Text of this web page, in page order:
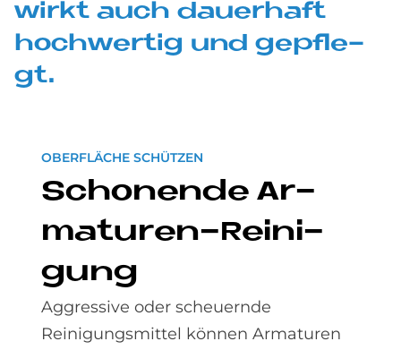
wir­kt auch dau­er­haft
hoch­wer­tig und ge­pfle­
gt.
OBERFLÄCHE SCHÜTZEN
Scho­nen­de Ar­
ma­tu­ren-Rei­ni­
gung
Aggressive oder scheuernde
Reinigungsmittel können Armaturen